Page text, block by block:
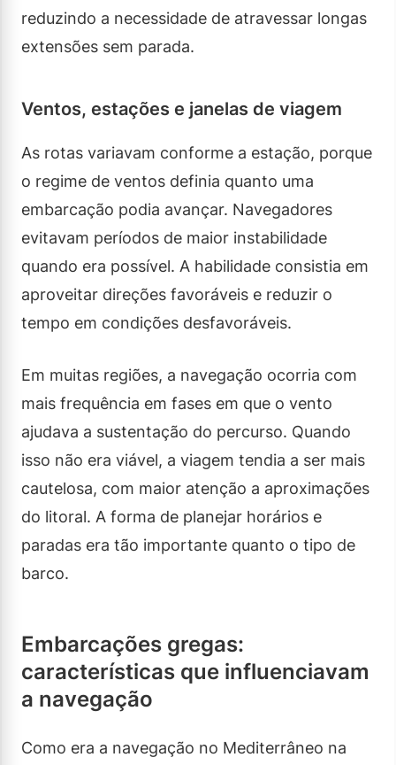
reduzindo a necessidade de atravessar longas
extensões sem parada.
Ventos, estações e janelas de viagem
As rotas variavam conforme a estação, porque
o regime de ventos definia quanto uma
embarcação podia avançar. Navegadores
evitavam períodos de maior instabilidade
quando era possível. A habilidade consistia em
aproveitar direções favoráveis e reduzir o
tempo em condições desfavoráveis.
Em muitas regiões, a navegação ocorria com
mais frequência em fases em que o vento
ajudava a sustentação do percurso. Quando
isso não era viável, a viagem tendia a ser mais
cautelosa, com maior atenção a aproximações
do litoral. A forma de planejar horários e
paradas era tão importante quanto o tipo de
barco.
Embarcações gregas:
características que influenciavam
a navegação
Como era a navegação no Mediterrâneo na